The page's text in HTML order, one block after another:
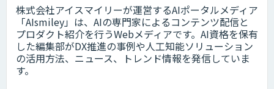
株式会社アイスマイリーが運営するAIポータルメディア
「AIsmiley」は、AIの専門家によるコンテンツ配信と
プロダクト紹介を行うWebメディアです。AI資格を保有
した編集部がDX推進の事例や人工知能ソリューション
の活用方法、ニュース、トレンド情報を発信していま
す。